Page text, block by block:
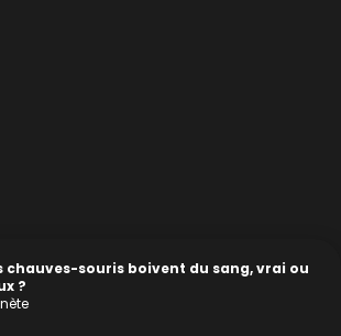
chauves-souris boivent du sang, vrai ou
?